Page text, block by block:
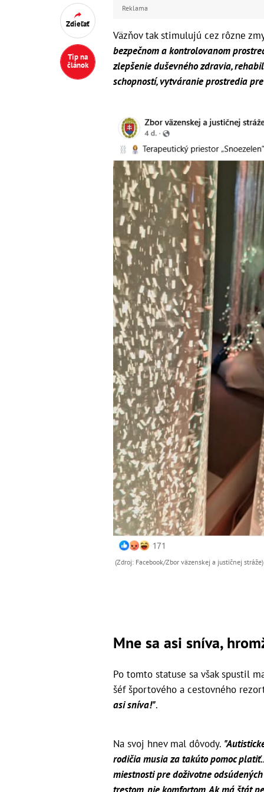
Zdieľať
Tip na
článok
Reklama
Väzňov tak stimulujú cez rôzne
bezpečnom a kontrolovanom
zlepšenie duševného zdravia,
schopností, vytváranie prostredia
(Zdroj: Facebook/Zbor väzenskej a justičnej stráže)
Mne sa asi sníva,
Po tomto statuse sa však spustil
šéf športového a cestovného
asi sníva!".
Na svoj hnev mal dôvody.
rodičia musia za takúto pomoc
miestnosti pre doživotne